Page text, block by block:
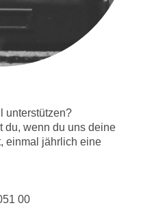
unterstützen?
du, wenn du uns deine
einmal jährlich eine
00